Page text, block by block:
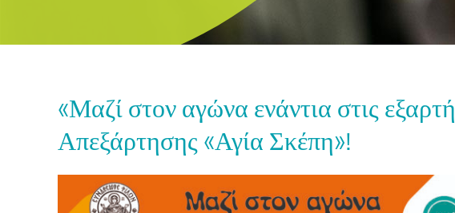
«Μαζί στον αγώνα ενάντια στις
Απεξάρτησης «Αγία Σκέπη»!